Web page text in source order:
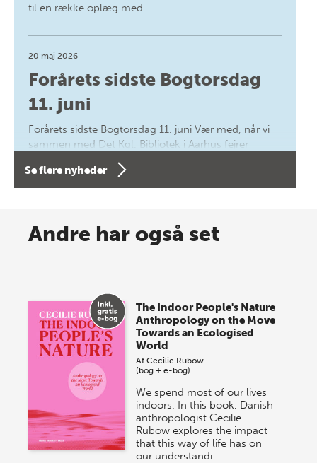
til en række oplæg med…
20 maj 2026
Forårets sidste Bogtorsdag
11. juni
Forårets sidste Bogtorsdag 11. juni Vær med, når vi
sammen med Det Kgl. Bibliotek i Aarhus fejrer
forfatterne bag vores nyes…
Spar op til 70% til sommer-
store sommer-lagersalg, så sæt kryds i kalenderen
onsdag den 10. j…
Se flere nyheder
Andre har også set
The Indoor People's Nature
Anthropology on the Move
Towards an Ecologised
World
AfCecilie Rubow
(bog + e-bog)
We spend most of our lives
indoors. In this book, Danish
anthropologist Cecilie
Rubow explores the impact
that this way of life has on
our understandi…